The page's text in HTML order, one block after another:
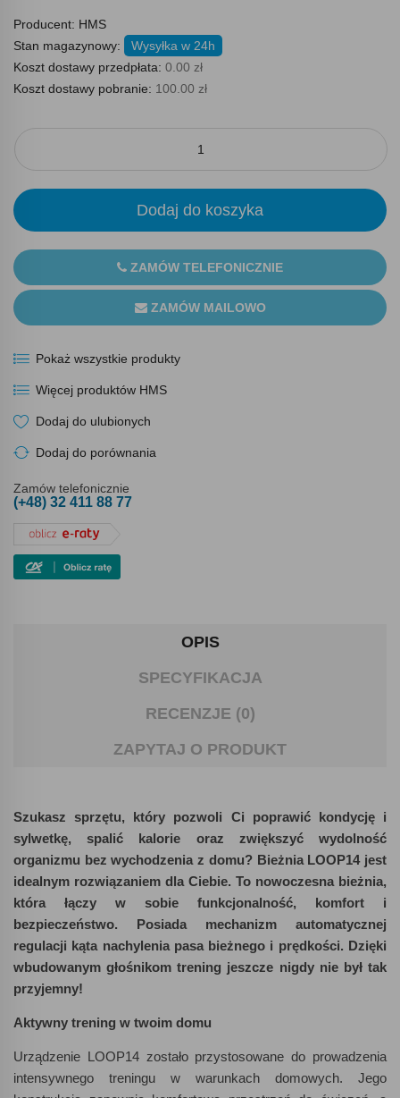
Producent: HMS
Stan magazynowy:
Wysyłka w 24h
Koszt dostawy przedpłata: 0.00 zł
Koszt dostawy pobranie: 100.00 zł
Dodaj do koszyka
ZAMÓW TELEFONICZNIE
ZAMÓW MAILOWO
Pokaż wszystkie produkty
Więcej produktów HMS
Dodaj do ulubionych
Dodaj do porównania
Zamów telefonicznie
(+48) 32 411 88 77
OPIS
SPECYFIKACJA
RECENZJE (0)
ZAPYTAJ O PRODUKT
Szukasz sprzętu, który pozwoli Ci poprawić kondycję i
sylwetkę, spalić kalorie oraz zwiększyć wydolność
organizmu bez wychodzenia z domu? Bieżnia LOOP14 jest
idealnym rozwiązaniem dla Ciebie. To nowoczesna bieżnia,
która łączy w sobie funkcjonalność, komfort i
bezpieczeństwo. Posiada mechanizm automatycznej
regulacji kąta nachylenia pasa bieżnego i prędkości. Dzięki
wbudowanym głośnikom trening jeszcze nigdy nie był tak
przyjemny!
Aktywny trening w twoim domu
Urządzenie LOOP14 zostało przystosowane do prowadzenia
intensywnego treningu w warunkach domowych. Jego